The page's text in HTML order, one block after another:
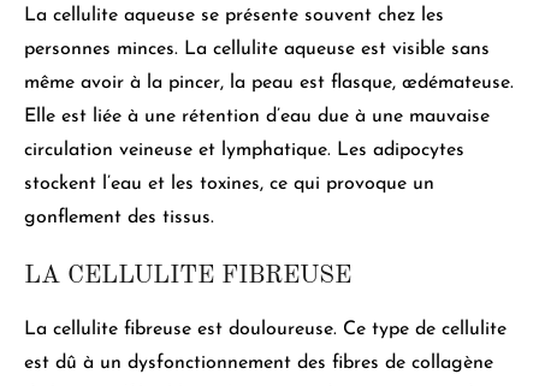
La cellulite aqueuse se présente souvent chez les
personnes minces. La cellulite aqueuse est visible sans
même avoir à la pincer, la peau est flasque, œdémateuse.
Elle est liée à une rétention d’eau due à une mauvaise
circulation veineuse et lymphatique. Les adipocytes
stockent l’eau et les toxines, ce qui provoque un
gonflement des tissus.
LA CELLULITE FIBREUSE
La cellulite fibreuse est douloureuse. Ce type de cellulite
est dû à un dysfonctionnement des fibres de collagène